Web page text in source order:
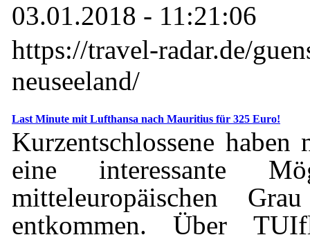
03.01.2018 - 11:21:06
https://travel-radar.de/
neuseeland/
Last Minute mit Lufthansa nach Mauritius für 325 Euro!
Kurzentschlossene
eine interessante
mitteleuropäischen
entkommen. Über